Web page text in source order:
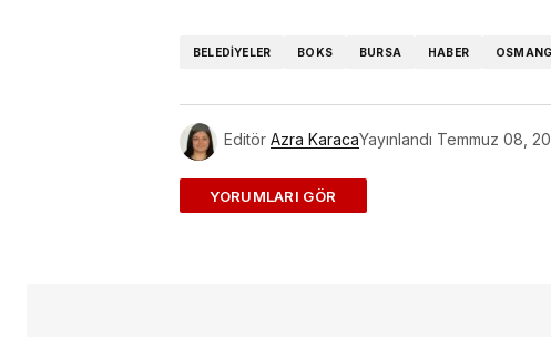
BELEDIYELER BOKS BURSA HABER
Editör Azra KaracaYayınlandı Temmuz 08,
ADD A COMMENT